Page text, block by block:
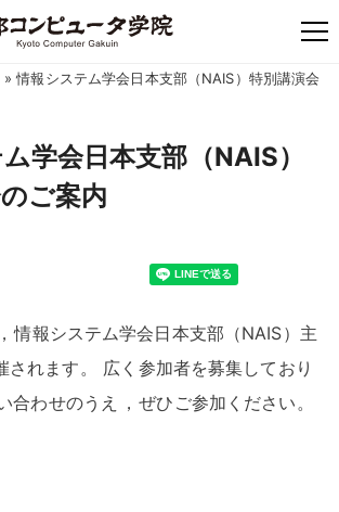
»情報システム学会日本支部（NAIS）特別講演会
学会日本支部（NAIS）
ご案内
， 情報システム学会日本支部（NAIS）主
されます。
広く参加者を募集しており
合わせのうえ ， ぜひご参加ください。